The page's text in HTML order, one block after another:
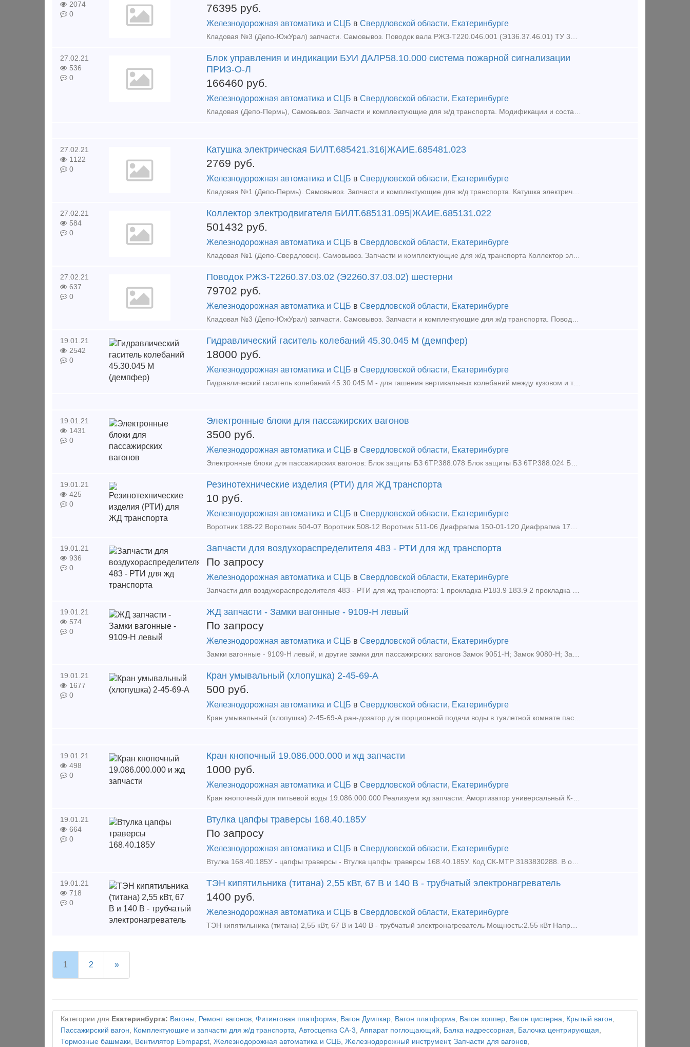
2074
0
76395 руб.
Железнодорожная автоматика и СЦБ в Свердловской области, Екатеринбурге
Кладовая №3 (Депо-ЮжУрал) запчасти. Самовывоз. Поводок вала РЖЗ-Т220.046.001 (Э136.37.46.01) ТУ 3181-103-76533503-2009 Запчасти и комплектующие для ж/д транспорта Поводок вала РЖЗ-Т22
27.02.21
536
0
Блок управления и индикации БУИ ДАЛР58.10.000 система пожарной сигнализации
ПРИЗ-О-Л
166460 руб.
Железнодорожная автоматика и СЦБ в Свердловской области, Екатеринбурге
Кладовая (Депо-Пермь), Самовывоз. Запчасти и комплектующие для ж/д транспорта. Модификации и состав интегрированной системы безопасности «ПРИЗ-И», ТУ 4371-005.11530928-2010:1. Модификация «
27.02.21
1122
0
Катушка электрическая БИЛТ.685421.316|ЖАИЕ.685481.023
2769 руб.
Железнодорожная автоматика и СЦБ в Свердловской области, Екатеринбурге
Кладовая №1 (Депо-Пермь). Самовывоз. Запчасти и комплектующие для ж/д транспорта. Катушка электрическая БИЛТ.685421.316|ЖАИЕ.685481.023 Катушка электрическая БИЛТ.685421.316|ЖАИЕ.685481.023
27.02.21
584
0
Коллектор электродвигателя БИЛТ.685131.095|ЖАИЕ.685131.022
501432 руб.
Железнодорожная автоматика и СЦБ в Свердловской области, Екатеринбурге
Кладовая №1 (Депо-Свердловск). Самовывоз. Запчасти и комплектующие для ж/д транспорта Коллектор электродвигателя БИЛТ.685131.095|ЖАИЕ.685131.022 Коллектор электродвигателя БИЛТ.685131.095|Ж
27.02.21
637
0
Поводок РЖЗ-Т2260.37.03.02 (Э2260.37.03.02) шестерни
79702 руб.
Железнодорожная автоматика и СЦБ в Свердловской области, Екатеринбурге
Кладовая №3 (Депо-ЮжУрал) запчасти. Самовывоз. Запчасти и комплектующие для ж/д транспорта. Поводок РЖЗ-Т2260.37.03.02 (Э2260.37.03.02) шестерни Поводок РЖЗ-Т2260.37.03.02 (Э2260.37.03.02) шес
19.01.21
2542
0
Гидравлический гаситель колебаний 45.30.045 М (демпфер)
18000 руб.
Железнодорожная автоматика и СЦБ в Свердловской области, Екатеринбурге
Гидравлический гаситель колебаний 45.30.045 М - для гашения вертикальных колебаний между кузовом и тележкой пассажирского вагона. Гасители колебаний (демпферы) 45.30.045М применяются в
19.01.21
1431
0
Электронные блоки для пассажирских вагонов
3500 руб.
Железнодорожная автоматика и СЦБ в Свердловской области, Екатеринбурге
Электронные блоки для пассажирских вагонов: Блок защиты БЗ 6ТР.388.078 Блок защиты БЗ 6ТР.388.024 Блок управление отоплением БУО 6ТР.388.025 Блок управления тиристорной защиты БТЗ
19.01.21
425
0
Резинотехнические изделия (РТИ) для ЖД транспорта
10 руб.
Железнодорожная автоматика и СЦБ в Свердловской области, Екатеринбурге
Воротник 188-22 Воротник 504-07 Воротник 508-12 Воротник 511-06 Диафрагма 150-01-120 Диафрагма 170-01-03 Диафрагма 270-716-2 Диафрагма 270-773 Диафрагма 305-161-1
19.01.21
936
0
Запчасти для воздухораспределителя 483 - РТИ для жд транспорта
По запросу
Железнодорожная автоматика и СЦБ в Свердловской области, Екатеринбурге
Запчасти для воздухораспределителя 483 - РТИ для жд транспорта: 1 прокладка Р183.9 183.9 2 прокладка Р270.399-2 270.399-2 3 прокладка Р270.549 270.549 4 диафрагма Р270.379 270.3
19.01.21
574
0
ЖД запчасти - Замки вагонные - 9109-Н левый
По запросу
Железнодорожная автоматика и СЦБ в Свердловской области, Екатеринбурге
Замки вагонные - 9109-Н левый, и другие замки для пассажирских вагонов Замок 9051-Н; Замок 9080-Н; Замок 9088-Н; Замок 9099-Н; Замок 9105-Н; Замок 9113-Н; Замок 9119
19.01.21
1677
0
Кран умывальный (хлопушка) 2-45-69-А
500 руб.
Железнодорожная автоматика и СЦБ в Свердловской области, Екатеринбурге
Кран умывальный (хлопушка) 2-45-69-А ран-дозатор для порционной подачи воды в туалетной комнате пассажирских вагонов, такие краны принято еще называть краны умывальные с «позывчиком», кран
19.01.21
498
0
Кран кнопочный 19.086.000.000 и жд запчасти
1000 руб.
Железнодорожная автоматика и СЦБ в Свердловской области, Екатеринбурге
Кран кнопочный для питьевой воды 19.086.000.000 Реализуем жд запчасти: Амортизатор универсальный К-0292.000.000; Вал 81.30.391; Вал карданный ЖД1 Вал карданный ТРКП, ТК-2, 40
19.01.21
664
0
Втулка цапфы траверсы 168.40.185У
По запросу
Железнодорожная автоматика и СЦБ в Свердловской области, Екатеринбурге
Втулка 168.40.185У - цапфы траверсы - Втулка цапфы траверсы 168.40.185У. Код СК-МТР 3183830288. В одном вагонокомплекте 16 шт. втулок. Втулки цапф траверс оптом и в розницу, в наличии и под
19.01.21
718
0
ТЭН кипятильника (титана) 2,55 кВт, 67 В и 140 В - трубчатый электронагреватель
1400 руб.
Железнодорожная автоматика и СЦБ в Свердловской области, Екатеринбурге
ТЭН кипятильника (титана) 2,55 кВт, 67 В и 140 В - трубчатый электронагреватель Мощность:2.55 кВт Напряжение:67В или 140В Материал:сталь 08Х18Н10Т Масса:3 кг. ТЭН кипятильника п
1 2 »
Категории для Екатеринбурга: Вагоны, Ремонт вагонов, Фитинговая платформа, Вагон Думпкар, Вагон платформа, Вагон хоппер, Вагон цистерна, Крытый вагон,
Пассажирский вагон, Комплектующие и запчасти для ж/д транспорта, Автосцепка СА-3, Аппарат поглощающий, Балка надрессорная, Балочка центрирующая,
Тормозные башмаки, Вентилятор Ebmpapst, Железнодорожная автоматика и СЦБ, Железнодорожный инструмент, Запчасти для вагонов,